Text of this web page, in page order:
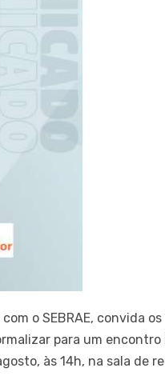
o SEBRAE, convida
para um
às 14h, na sala de